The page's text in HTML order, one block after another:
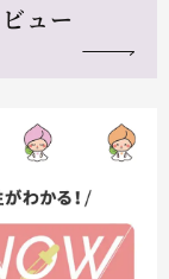
ュー